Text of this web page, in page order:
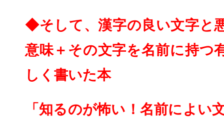
◆そして、漢字の良い文字と
意味＋その文字を名前に持つ
しく書いた本
「知るのが怖い！名前によい